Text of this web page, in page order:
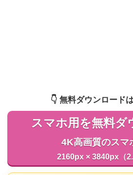
👇️ 無料ダウンロード
スマホ用を無料ダ
4K高画質のスマ
2160px × 3840px（